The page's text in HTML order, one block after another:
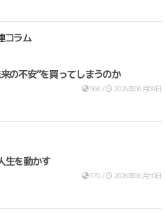
コラム
の不安”を買ってしまうのか
568 / 2026年06月09日
生を動かす
570 / 2026年06月10日